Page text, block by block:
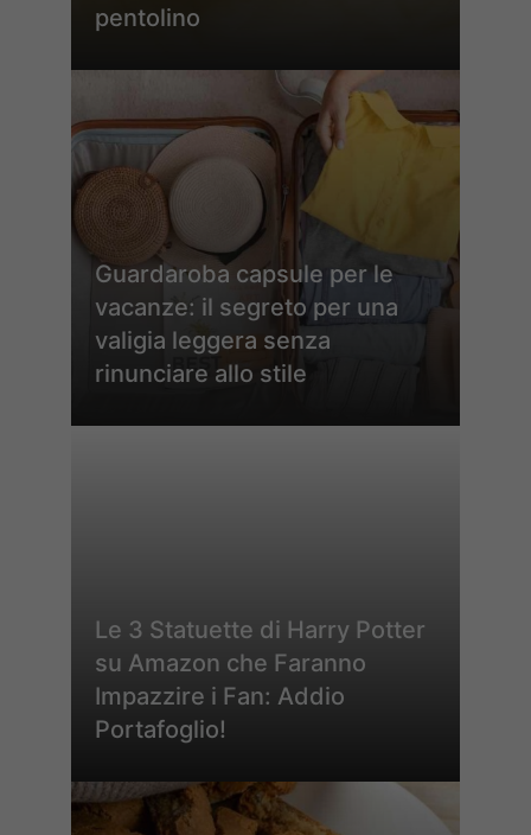
pentolino
Guardaroba capsule per le
vacanze: il segreto per una
valigia leggera senza
rinunciare allo stile
Le 3 Statuette di Harry Potter
su Amazon che Faranno
Impazzire i Fan: Addio
Portafoglio!